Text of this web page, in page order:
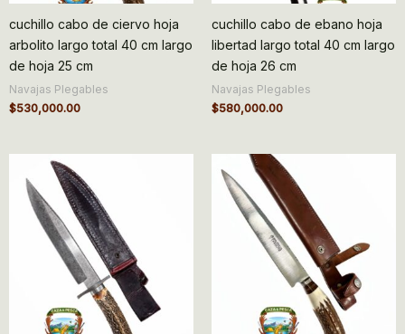
cuchillo cabo de ciervo hoja
arbolito largo total 40 cm largo
de hoja 25 cm
Navajas Plegables
$530,000.00
cuchillo cabo de ebano hoja
libertad largo total 40 cm largo
de hoja 26 cm
Navajas Plegables
$580,000.00